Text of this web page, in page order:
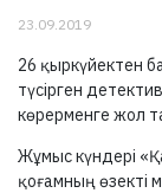
23.09.2019
26 қыркүйектен
түсірген
көрерменге жол
Жұмыс күндері
қоғамның өзекті